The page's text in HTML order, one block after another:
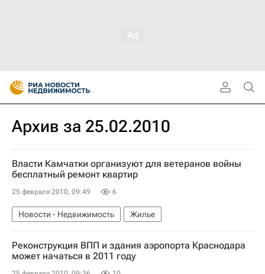
Архив за 25.02.2010
Власти Камчатки организуют для ветеранов войны
бесплатный ремонт квартир
25 февраля 2010, 09:49 6
Новости - Недвижимость Жилье
Реконструкция ВПП и здания аэропорта Краснодара
может начаться в 2011 году